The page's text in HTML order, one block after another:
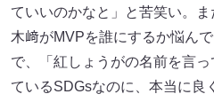
ていいのかなと」と苦笑い。
木﨑がMVPを誰にするか悩ん
で、「紅しょうがの名前を言
ているSDGsなのに、本当に